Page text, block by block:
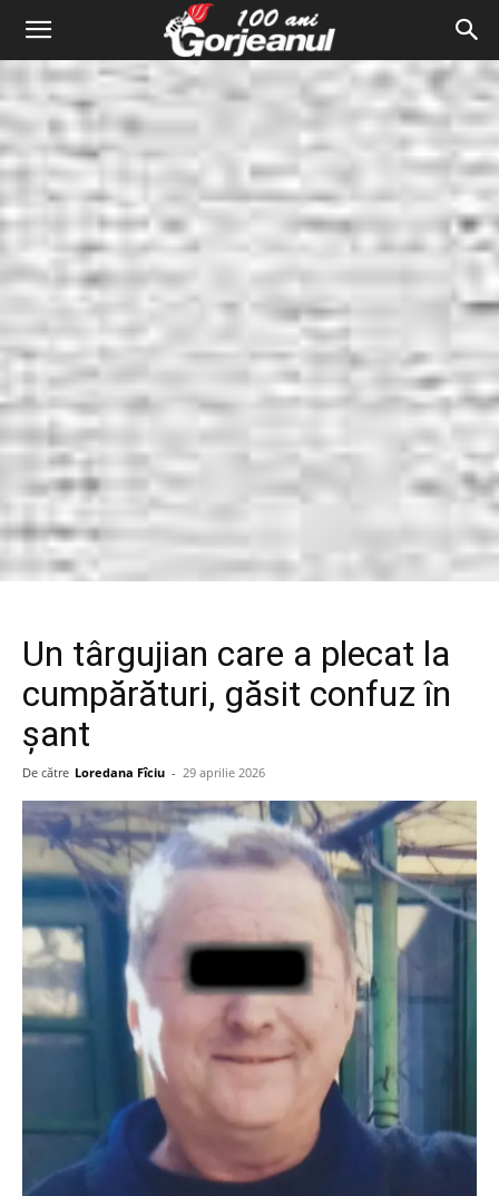
Un târgujian care a plecat la
cumpărături, găsit confuz în
șant
De către Loredana Fîciu - 29 aprilie 2026